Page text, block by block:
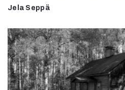
Jela Seppä